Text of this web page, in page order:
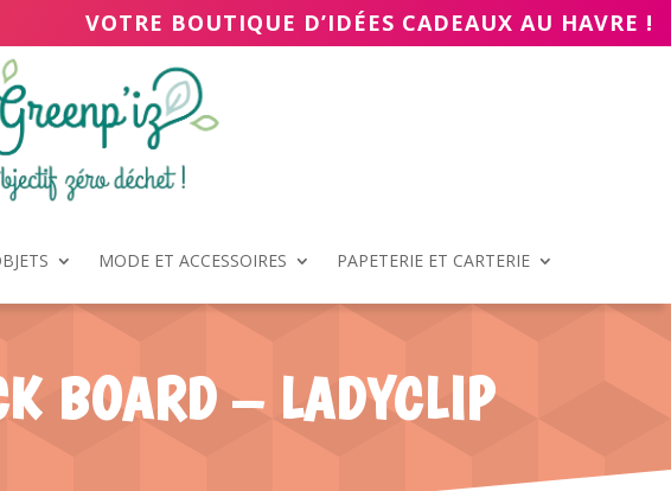
VOTRE BOUTIQUE D’IDÉES CADEAUX AU HAVRE !
MODE ET ACCESSOIRES PAPETERIE ET CARTERIE
BOARD – LADYCLIP